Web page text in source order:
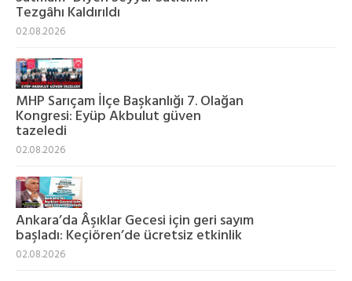
Tezgâhı Kaldırıldı
02.08.2026
MHP Sarıçam İlçe Başkanlığı 7. Olağan
Kongresi: Eyüp Akbulut güven
tazeledi
02.08.2026
Ankara’da Âşıklar Gecesi için geri sayım
başladı: Keçiören’de ücretsiz etkinlik
02.08.2026